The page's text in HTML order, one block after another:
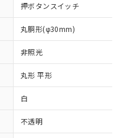
押ボタンスイッチ
丸胴形(φ30mm)
非照光
丸形 平形
白
不透明